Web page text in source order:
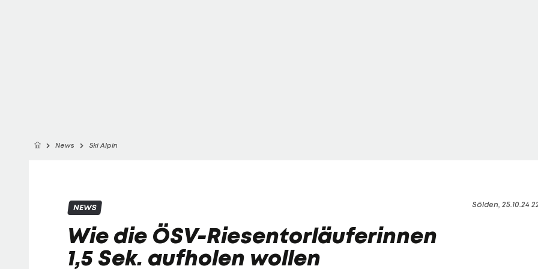
News Ski Alpin
Sölden, 25.10.24
NEWS
Wie die ÖSV-Riesentorläuferinnen
1,5 Sek. aufholen wollen